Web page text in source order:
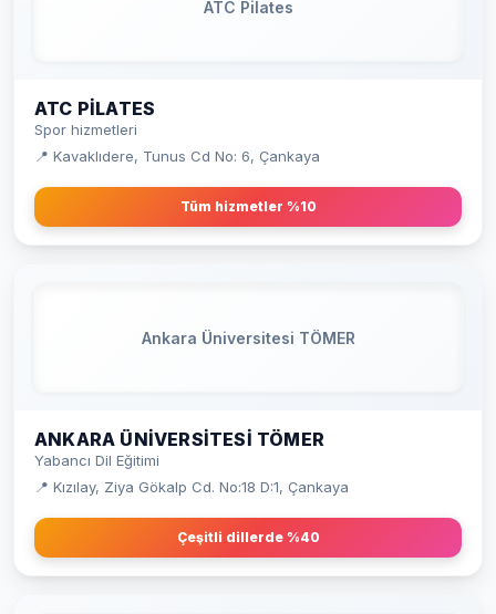
ATC Pilates
ATC PILATES
Spor hizmetleri
📍 Kavaklıdere, Tunus Cd No: 6, Çankaya
Tüm hizmetler %10
Ankara Üniversitesi TÖMER
ANKARA ÜNIVERSITESI TÖMER
Yabancı Dil Eğitimi
📍 Kızılay, Ziya Gökalp Cd. No:18 D:1, Çankaya
Çeşitli dillerde %40